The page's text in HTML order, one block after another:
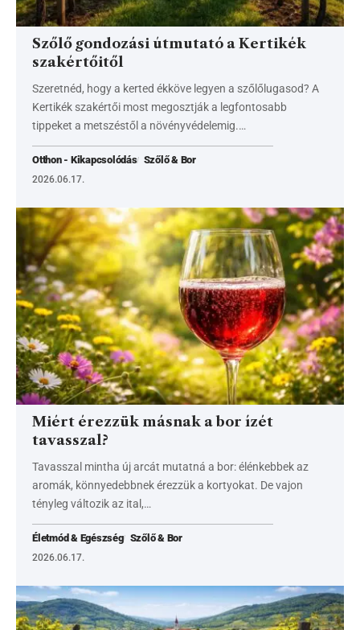
Szőlő gondozási útmutató a Kertikék
szakértőitől
Szeretnéd, hogy a kerted ékköve legyen a szőlőlugasod? A
Kertikék szakértői most megosztják a legfontosabb
tippeket a metszéstől a növényvédelemig.…
Otthon - Kikapcsolódás Szőlő & Bor
2026.06.17.
Miért érezzük másnak a bor ízét
tavasszal?
Tavasszal mintha új arcát mutatná a bor: élénkebbek az
aromák, könnyedebbnek érezzük a kortyokat. De vajon
tényleg változik az ital,…
Életmód & Egészség Szőlő & Bor
2026.06.17.